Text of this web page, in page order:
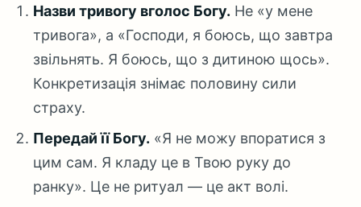
Назви тривогу вголос Богу. Не «у мене
тривога», а «Господи, я боюсь, що завтра
звільнять. Я боюсь, що з дитиною щось».
Конкретизація знімає половину сили
страху.
Передай її Богу. «Я не можу впоратися з
цим сам. Я кладу це в Твою руку до
ранку». Це не ритуал — це акт волі.